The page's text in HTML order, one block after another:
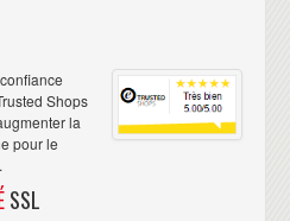
Shops
la
pour le
SSL